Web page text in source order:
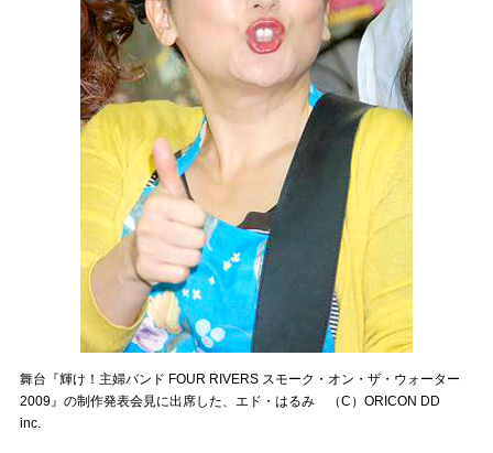
舞台『輝け！主婦バンド FOUR RIVERS スモーク・オン・ザ・ウォーター
2009』の制作発表会見に出席した、エド・はるみ （C）ORICON DD
inc.